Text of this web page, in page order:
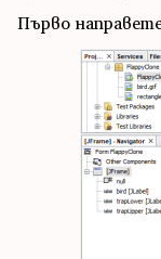
Първо